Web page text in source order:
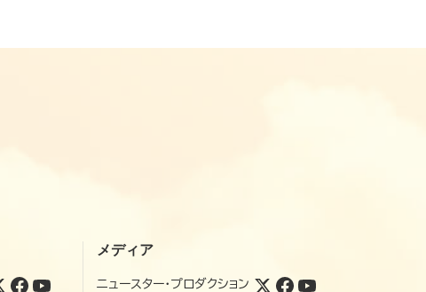
メディア
ニュースター・プロダクション